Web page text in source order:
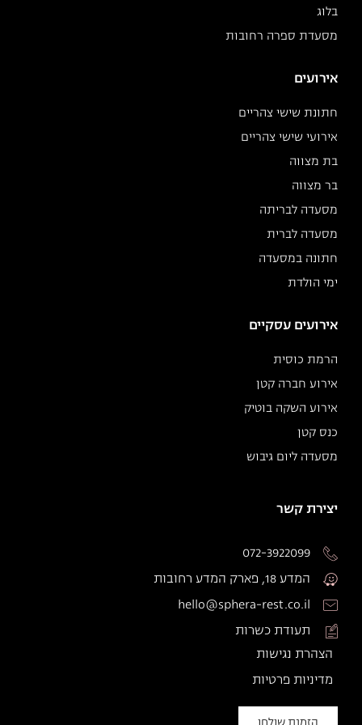
בלוג
מסעדת ספרה רחובות
אירועים
חתונת שישי צהריים
אירועי שישי צהריים
בת מצווה
בר מצווה
מסעדה לבריתה
מסעדה לברית
חתונה במסעדה
ימי הולדת
אירועים עסקיים
הרמת כוסית
אירוע חברה קטן
אירוע השקה בוטיק
כנס קטן
מסעדה ליום גיבוש
יצירת קשר
072-3922099
המדע 18, פארק המדע רחובות
hello@sphera-rest.co.il
תעודת כשרות
הצהרת נגישות
מדיניות פרטיות